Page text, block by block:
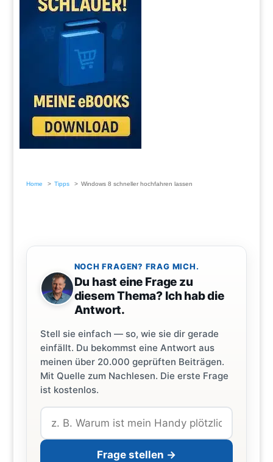
Home Tipps Windows 8 schneller hochfahren lassen
NOCH FRAGEN? FRAG MICH.
Du hast eine Frage zu
diesem Thema? Ich hab die
Antwort.
Stell sie einfach — so, wie sie dir gerade
einfällt. Du bekommst eine Antwort aus
meinen über 20.000 geprüften Beiträgen.
Mit Quelle zum Nachlesen. Die erste Frage
ist kostenlos.
Frage stellen →